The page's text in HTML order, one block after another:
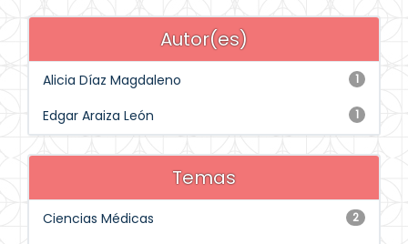
Autor(es)
1
Alicia Díaz Magdaleno
1
Edgar Araiza León
Temas
2
Ciencias Médicas